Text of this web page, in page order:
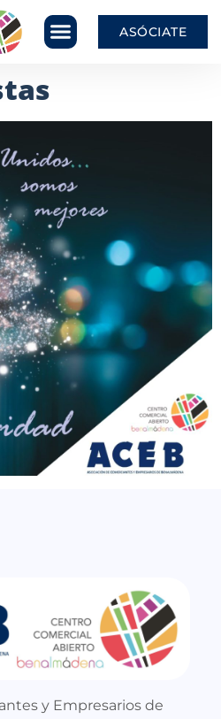
ASÓCIATE
y Empresarios de